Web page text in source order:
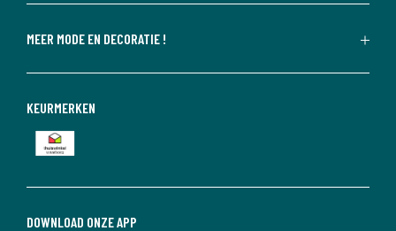
MEER MODE EN DECORATIE !
DOWNLOAD ONZE APP
KEURMERKEN